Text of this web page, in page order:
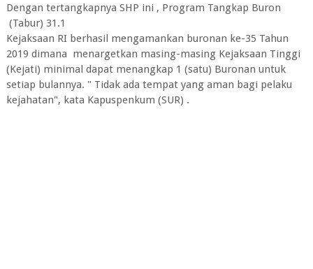
Dengan tertangkapnya SHP ini , Program Tangkap Buron
(Tabur) 31.1
Kejaksaan RI berhasil mengamankan buronan ke-35 Tahun
2019 dimana menargetkan masing-masing Kejaksaan Tinggi
(Kejati) minimal dapat menangkap 1 (satu) Buronan untuk
setiap bulannya. " Tidak ada tempat yang aman bagi pelaku
kejahatan", kata Kapuspenkum (SUR) .